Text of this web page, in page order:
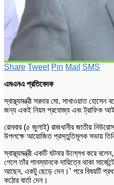
Share Tweet Pin Mail SMS
এমএনএ প্রতিবেদক
স্বাস্থ্যমন্ত্রী সরদার মো. সাখাওয়াত হোসেন
জন্য একই নিয়ম প্রযোজ্য এবং ট্রাফিক
রোববার (৫ জুলাই) রাজধানীর জাতীয়
উপলক্ষে আয়োজিত প্রস্তুতিমূলক সভায়
স্বাস্থ্যমন্ত্রী একটি ঘটনার উল্লেখ করে
গেলে তাঁর গানম্যানকে দায়িত্বে থাকা
আছেন, একটু ছেড়ে দেন।’ পরে বিষয়টি
কঠোর বার্তা দেন।